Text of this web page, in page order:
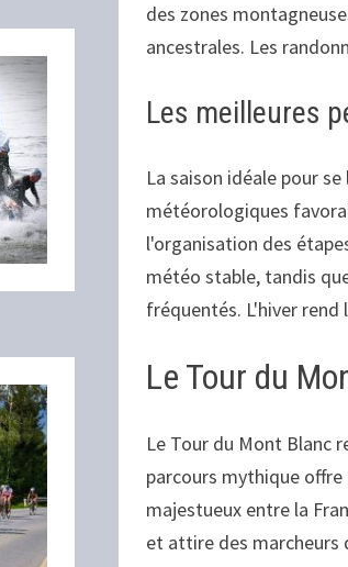
des zones
ancestrales. Les
Les meilleures
La saison idéale pour
météorologiques
l'organisation des
météo stable, tandis
fréquentés. L'hiver
Le Tour du
Le Tour du Mont Blanc
parcours mythique
majestueux entre la
et attire des marcheurs